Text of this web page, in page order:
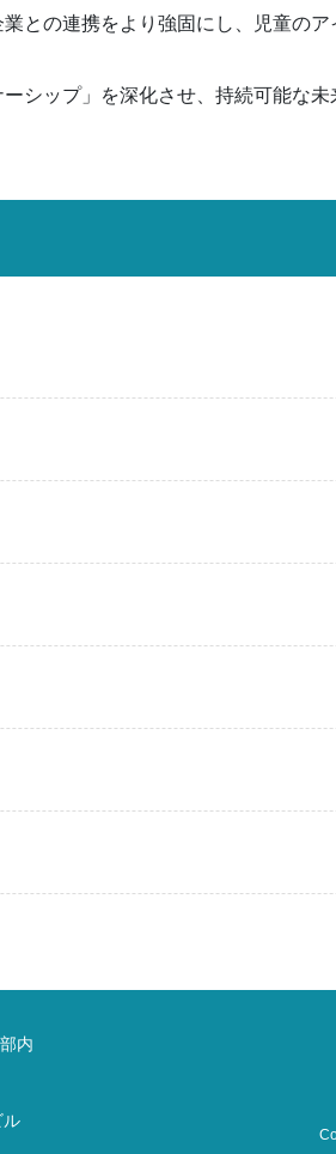
との連携をより強固にし、児童の
シップ」を深化させ、持続可能な
内